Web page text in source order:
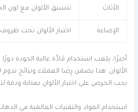
الأثاث تنسيق الألوان مع لون
الإضاءة اختبار الألوان تحت
أخيرًا، يلعب استخدام مَادَّة عالية الجودة
الألوان. هذا يضمن رِضَا العملاء ونتائج
يجب الحرص على اختيار الألوان بعناية ودقة
استخدام المواد والتقنيات العالمية في